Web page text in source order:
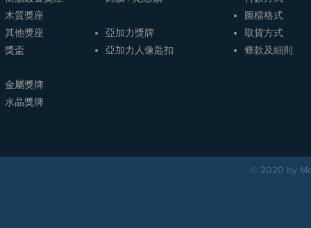
木質獎座
其他獎座
獎盃
金屬獎牌
​水晶獎牌
亞加力獎牌
​亞加力人像匙扣
圖檔格式
取貨方式
條款及細則
© 2020 by